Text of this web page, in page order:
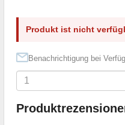
Produkt ist nicht
Benachrichtigung bei